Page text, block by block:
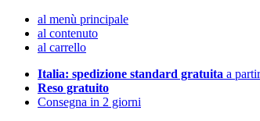
al menù principale
al contenuto
al carrello
Italia: spedizione standard gratuita a
Reso gratuito
Consegna in 2 giorni